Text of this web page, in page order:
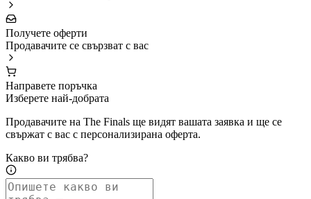
Получете оферти
Продавачите се свързват с вас
Направете поръчка
Изберете най-добрата
Продавачите на The Finals ще видят вашата заявка и ще се
свържат с вас с персонализирана оферта.
Какво ви трябва?